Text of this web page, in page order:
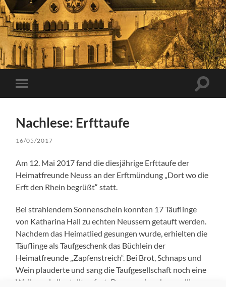
Mobile-
Menü
Nachlese: Erfttaufe
16/05/2017
Am 12. Mai 2017 fand die diesjährige Erfttaufe der
Heimatfreunde Neuss an der Erftmündung „Dort wo die
Erft den Rhein begrüßt“ statt.
Bei strahlendem Sonnenschein konnten 17 Täuflinge
von Katharina Hall zu echten Neussern getauft werden.
Nachdem das Heimatlied gesungen wurde, erhielten die
Täuflinge als Taufgeschenk das Büchlein der
Heimatfreunde „Zapfenstreich“. Bei Brot, Schnaps und
Wein plauderte und sang die Taufgesellschaft noch eine
Weile und alle stellten fest: Das war ein sehr geselliger